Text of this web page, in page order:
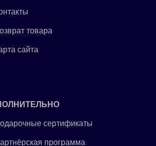
товара
сайта
сертификаты
программа